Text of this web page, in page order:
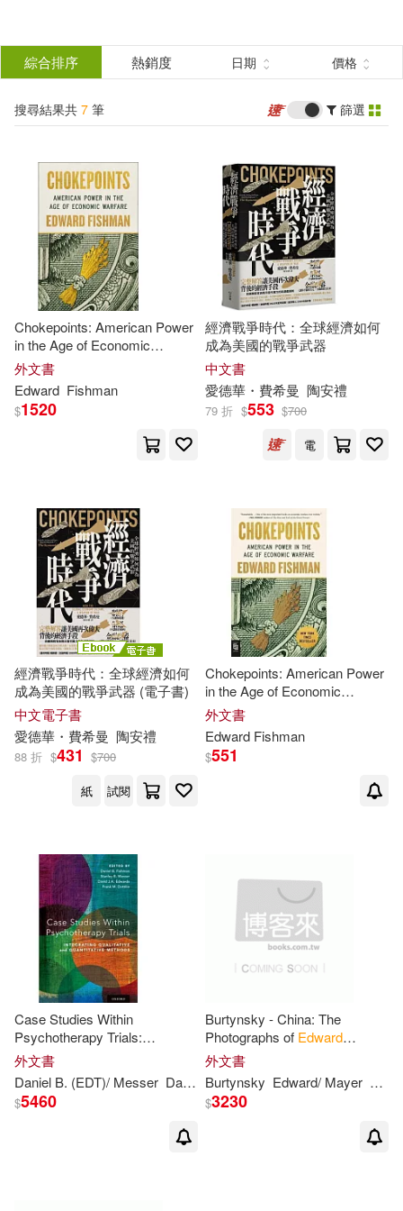
結
分類 (單選)
所有商品(7) 圖書(6)
電子書(1)
作者 (可複選)
Fishman(2)
愛德華・費希曼(2) Bae(1)
Daniel B. (EDT)/ Messer(1)
David J. A. (EDT)/ Dattilio(1)
Edward(1)
Edward Fishman(1)
Edward J./ Doyle(1)
Edward/ Mayer(1)
Frank M. (EDT)(1)
Frank S./ Bander(1)
Joel/ Richert(1)
Marc/ Fishman(1) Mark(1)
Paul(1)
展開
出版社 (可複選)
Ingram(2) 感電出版(2)
Innovative Logistics Llc(1)
Penguin Group (USA) Inc.(1)
Transnational Pub Inc(1)
可超商取貨(6) 可海外宅配(6)
可港澳店取(5)
可新加坡店取(5)
可菲律賓店取(5)
綜合排序 熱銷度 日期 價格
搜尋結果共 7 筆 篩選
Chokepoints: American Power
in the Age of Economic
Warfare
外文書
Edward Fishman
$1520
經濟戰爭時代：全球經濟如何
成為美國的戰爭武器
中文書
愛德華・費希曼 陶安禮
79 折 $553 $700
電
經濟戰爭時代：全球經濟如何
成為美國的戰爭武器 (電子書)
中文電子書
愛德華・費希曼 陶安禮
88 折 $431 $700
紙
試閱
Chokepoints: American Power
in the Age of Economic
Warfare
外文書
Edward Fishman
$551
Case Studies Within
Psychotherapy Trials:
Integrating Qualitative and
Quantitative Methods
外文書
Daniel B. (EDT)/ Messer David J. A. (EDT)/ Dattilio Fishman
$5460
Burtynsky - China: The
Photographs of Edward
Burtynsky
外文書
Burtynsky Edward/ Mayer
$3230